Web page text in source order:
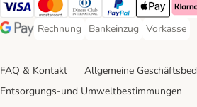
Visa Payment Method
Mastercard Payment Method
Diners Club Payment Method
PayPal Payment
Apple Pay
Google Pay Payment Method
Rechnung
Rechnung Payment Method
Bankeinzug
Bankeinzug Payment
Vorkasse
Vorkasse
FAQ & Kontakt Allgemeine
Entsorgungs-und Umweltbestimmungen